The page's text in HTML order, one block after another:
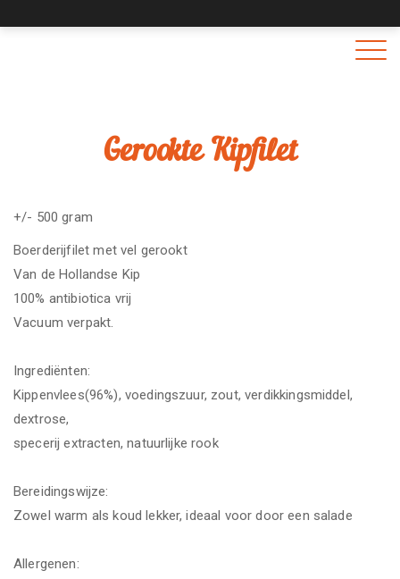
Gerookte Kipfilet
+/- 500 gram
Boerderijfilet met vel gerookt
Van de Hollandse Kip
100% antibiotica vrij
Vacuum verpakt.
Ingrediënten:
Kippenvlees(96%), voedingszuur, zout, verdikkingsmiddel,
dextrose,
specerij extracten, natuurlijke rook
Bereidingswijze:
Zowel warm als koud lekker, ideaal voor door een salade
Allergenen: